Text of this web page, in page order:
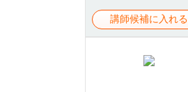
講師候補に入れる